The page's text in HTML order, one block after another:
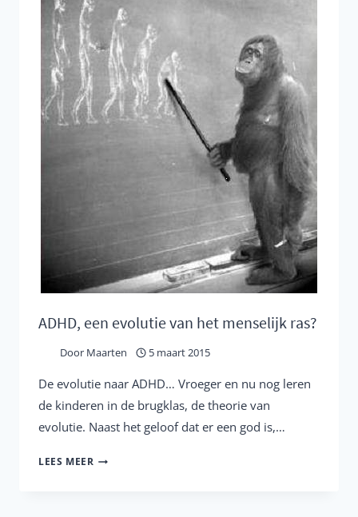
KRACHT
ADHD, een evolutie van het menselijk ras?
Door Maarten 5 maart 2015
De evolutie naar ADHD… Vroeger en nu nog leren
de kinderen in de brugklas, de theorie van
evolutie. Naast het geloof dat er een god is,…
LEES MEER ADHD,